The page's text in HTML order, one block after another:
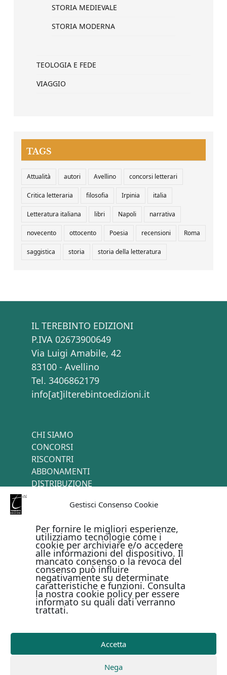
Gestisci Consenso Cookie
Per fornire le migliori esperienze,
utilizziamo tecnologie come i
cookie per archiviare e/o accedere
alle informazioni del dispositivo. Il
mancato consenso o la revoca del
consenso può influire
negativamente su determinate
caratteristiche e funzioni. Consulta
la nostra cookie policy per essere
informato su quali dati verranno
trattati.
Accetta
Nega
STORIA MEDIEVALE
STORIA MODERNA
TEOLOGIA E FEDE
VIAGGIO
TAGS
Attualità autori Avellino concorsi letterari
Critica letteraria filosofia Irpinia italia
Letteratura italiana libri Napoli narrativa
novecento ottocento Poesia recensioni Roma
saggistica storia storia della letteratura
IL TEREBINTO EDIZIONI
P.IVA 02673900649
Via Luigi Amabile, 42
83100 - Avellino
Tel. 3406862179
info[at]ilterebintoedizioni.it
CHI SIAMO
CONCORSI
RISCONTRI
ABBONAMENTI
DISTRIBUZIONE
PAGAMENTI ONLINE CON
Metodi di pagamento
Copyright © Il Terebinto Edizioni - 2026